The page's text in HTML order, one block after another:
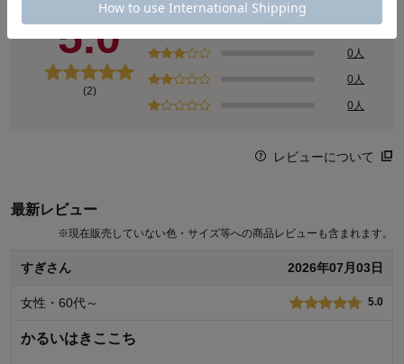
総合評価
5.0
(2)
0人
0人
0人
0人
レビューについて
最新レビュー
※現在販売していない色・サイズ等への商品レビューも含まれます。
すぎさん 2026年07月03日
女性・60代～ 5.0
かるいはきここち